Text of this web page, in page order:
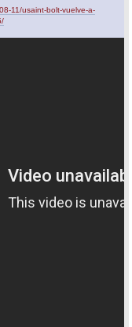
11/usaint-bolt-vuelve-a-